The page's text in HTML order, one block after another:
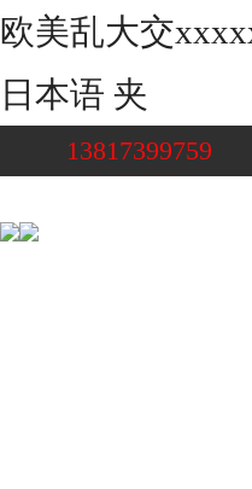
欧美乱大交
日本语 夹
13817399759